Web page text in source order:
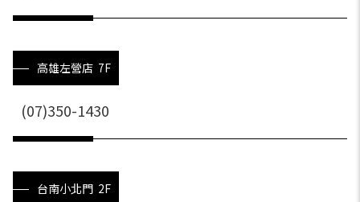
高雄左營店 7F
(07)350-1430
台南小北門 2F